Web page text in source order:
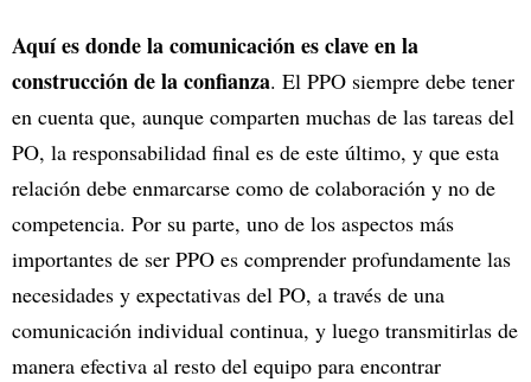
Aquí es donde la comunicación es clave en la
construcción de la confianza. El PPO siempre debe tener
en cuenta que, aunque comparten muchas de las tareas del
PO, la responsabilidad final es de este último, y que esta
relación debe enmarcarse como de colaboración y no de
competencia. Por su parte, uno de los aspectos más
importantes de ser PPO es comprender profundamente las
necesidades y expectativas del PO, a través de una
comunicación individual continua, y luego transmitirlas de
manera efectiva al resto del equipo para encontrar